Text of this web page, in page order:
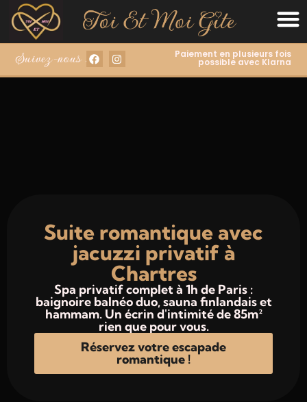
Suivez-nous : Paiement en plusieurs fois
possible avec Klarna
Suite romantique avec
jacuzzi privatif à
Chartres
Spa privatif complet à 1h de Paris :
baignoire balnéo duo, sauna finlandais et
hammam. Un écrin d'intimité de 85m²
rien que pour vous.
Réservez votre escapade
romantique !